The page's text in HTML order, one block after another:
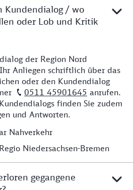
Kundendialog / wo
oder Lob und Kritik
der Region Nord
Anliegen schriftlich über das
oder den Kundendialog
0511 45901645 anrufen.
finden Sie zudem
und Antworten.
Nahverkehr
Niedersachsen-Bremen
gegangene